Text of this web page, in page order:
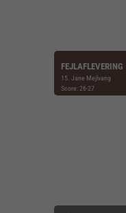
FEJLAFLEVERING
15. Jane Mejlvang
Score: 26-27